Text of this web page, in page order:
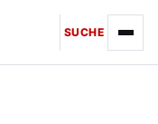
SUCHE